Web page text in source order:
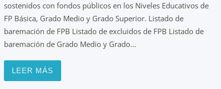
sostenidos con fondos públicos en los Niveles Educativos de
FP Básica, Grado Medio y Grado Superior. Listado de
baremación de FPB Listado de excluidos de FPB Listado de
baremación de Grado Medio y Grado...
LEER MÁS